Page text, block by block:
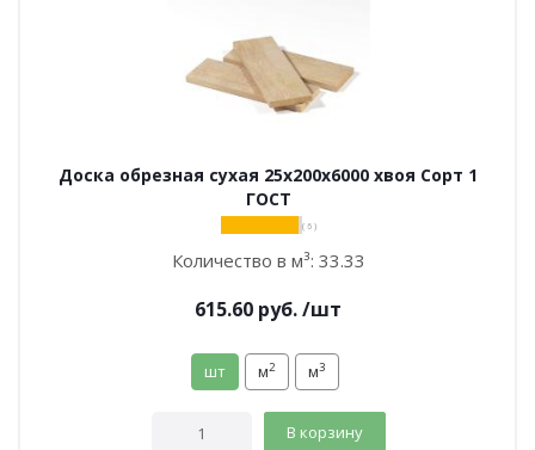
Доска обрезная сухая 25х200х6000 хвоя Сорт 1
ГОСТ
( 6 )
Количество в м³: 33.33
615.60 руб./шт
шт м2 м3
В корзину